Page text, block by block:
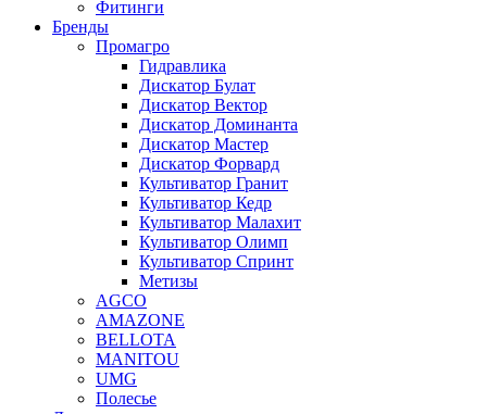
Фитинги
Бренды
Промагро
Гидравлика
Дискатор Булат
Дискатор Вектор
Дискатор Доминанта
Дискатор Мастер
Дискатор Форвард
Культиватор Гранит
Культиватор Кедр
Культиватор Малахит
Культиватор Олимп
Культиватор Спринт
Метизы
AGCO
AMAZONE
BELLOTA
MANITOU
UMG
Полесье